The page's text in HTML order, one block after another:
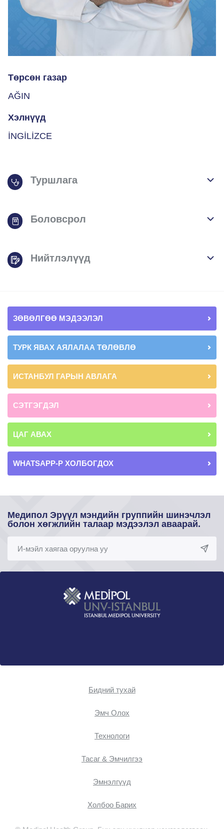
Төрсөн газар
AĞIN
Хэлнүүд
İNGİLİZCE
Туршлага
Боловсрол
Нийтлэлүүд
ЗӨВӨЛГӨӨ МЭДЭЭЛЭЛ
ТУРК ЯВАХ АЯЛАЛАА ТӨЛӨВЛӨ
ИСТАНБУЛ ГАРЫН АВЛАГА
СЭТГЭГДЭЛ
ЦАГ АВАХ
WHATSAPP-Р ХОЛБОГДОХ
Медипол Эрүүл мэндийн группийн шинэчлэл
болон хөгжлийн талаар мэдээлэл аваарай.
Бидний тухай
Эмч Oлох
Технологи
Тасаг & Эмчилгээ
Эмнэлгүүд
Холбоо Барих